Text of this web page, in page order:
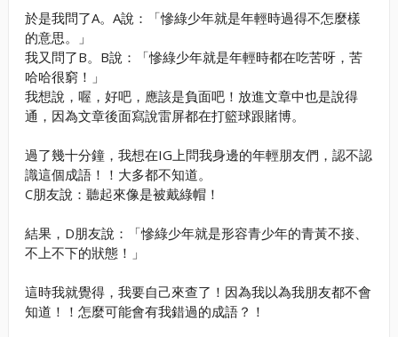
於是我問了A。A說：「慘綠少年就是年輕時過得不怎麼樣
的意思。」
我又問了B。B說：「慘綠少年就是年輕時都在吃苦呀，苦
哈哈很窮！」
我想說，喔，好吧，應該是負面吧！放進文章中也是說得
通，因為文章後面寫說雷屏都在打籃球跟賭博。
過了幾十分鐘，我想在IG上問我身邊的年輕朋友們，認不認
識這個成語！！大多都不知道。
C朋友說：聽起來像是被戴綠帽！
結果，D朋友說：「慘綠少年就是形容青少年的青黃不接、
不上不下的狀態！」
這時我就覺得，我要自己來查了！因為我以為我朋友都不會
知道！！怎麼可能會有我錯過的成語？！